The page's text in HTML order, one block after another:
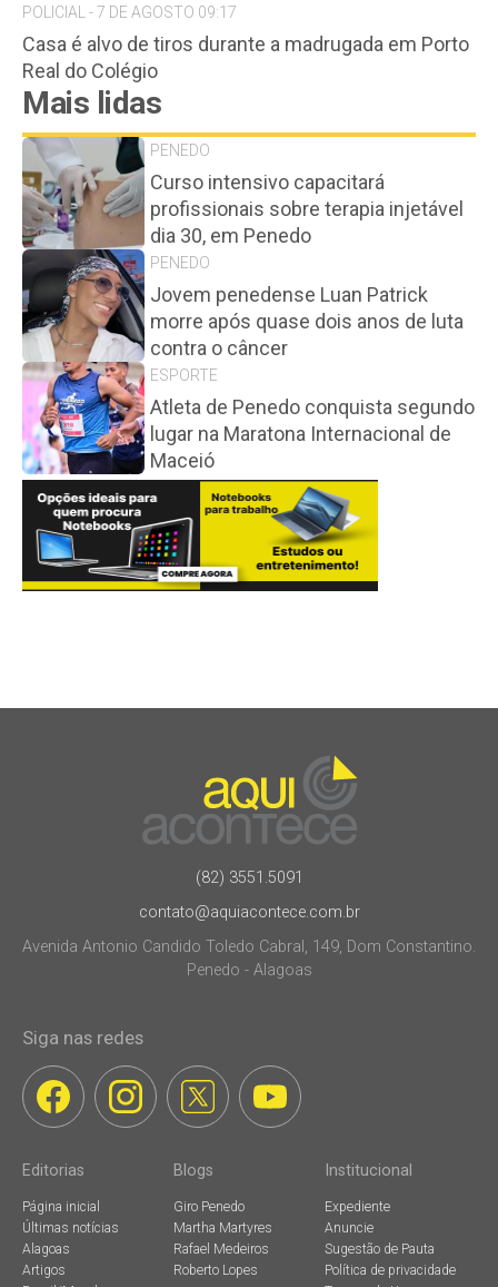
POLICIAL - 7 DE AGOSTO 09:17
Casa é alvo de tiros durante a madrugada em Porto
Real do Colégio
Mais lidas
PENEDO
Curso intensivo capacitará
profissionais sobre terapia injetável
dia 30, em Penedo
PENEDO
Jovem penedense Luan Patrick
morre após quase dois anos de luta
contra o câncer
ESPORTE
Atleta de Penedo conquista segundo
lugar na Maratona Internacional de
Maceió
(82) 3551.5091
contato@aquiacontece.com.br
Avenida Antonio Candido Toledo Cabral, 149, Dom Constantino.
Penedo - Alagoas
Siga nas redes
Editorias
Página inicial
Últimas notícias
Alagoas
Artigos
Blogs
Giro Penedo
Martha Martyres
Rafael Medeiros
Roberto Lopes
Institucional
Expediente
Anuncie
Sugestão de Pauta
Política de privacidade